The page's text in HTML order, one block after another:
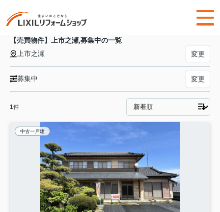
【売買物件】上市之瀬,募集中の一覧
上市之瀬
変更
募集中 変更
1件
中古一戸建